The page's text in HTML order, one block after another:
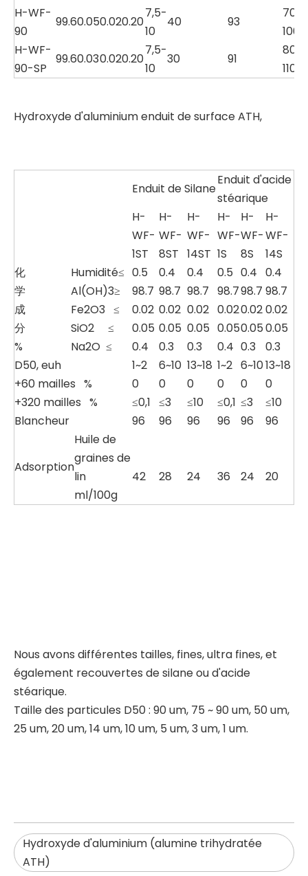
H-WF-
90
99.60.050.020.20
7,5-
10
40 93
70-
100
H-WF-
90-SP
99.60.030.020.20
7,5-
10
30 91
80-
110
Hydroxyde d'aluminium enduit de surface ATH,
Enduit de Silane
Enduit d'acide
stéarique
H-
WF-
1ST
H-
WF-
8ST
H-
WF-
14ST
H-
WF-
1S
H-
WF-
8S
H-
WF-
14S
化
学
成
分
%
Humidité≤ 0.5 0.4 0.4 0.5 0.4 0.4
Al(OH)3≥
98.7 98.7 98.7 98.798.7 98.7
Fe2O3 ≤
0.02 0.02 0.02 0.020.020.02
SiO2 ≤
0.05 0.05 0.05 0.050.050.05
Na2O ≤
0.4 0.3 0.3 0.4 0.3
0.3
D50, euh
1~2 6~10 13~18 1~2 6~1013~18
+60 mailles %
0 0 0 0 0
0
+320 mailles %
≤0,1 ≤3 ≤10 ≤0,1 ≤3
≤10
Blancheur
96 96 96 96 96 96
Adsorption
Huile de
graines de
lin
ml/100g
42 28 24 36 24 20
Nous avons différentes tailles, fines, ultra fines, et
également recouvertes de silane ou d'acide
stéarique.
Taille des particules D50 : 90 um, 75 ~ 90 um, 50 um,
25 um, 20 um, 14 um, 10 um, 5 um, 3 um, 1 um.
Hydroxyde d'aluminium (alumine trihydratée
ATH)